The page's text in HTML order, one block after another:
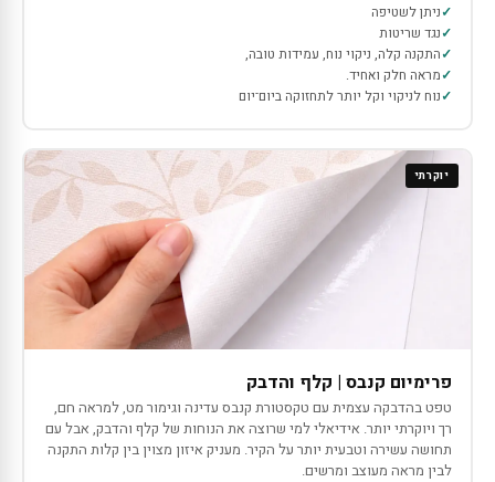
ניתן לשטיפה
נגד שריטות
התקנה קלה, ניקוי נוח, עמידות טובה,
מראה חלק ואחיד.
נוח לניקוי וקל יותר לתחזוקה ביום־יום
יוקרתי
פרימיום קנבס | קלף והדבק
טפט בהדבקה עצמית עם טקסטורת קנבס עדינה וגימור מט, למראה חם,
רך ויוקרתי יותר. אידיאלי למי שרוצה את הנוחות של קלף והדבק, אבל עם
תחושה עשירה וטבעית יותר על הקיר. מעניק איזון מצוין בין קלות התקנה
לבין מראה מעוצב ומרשים.